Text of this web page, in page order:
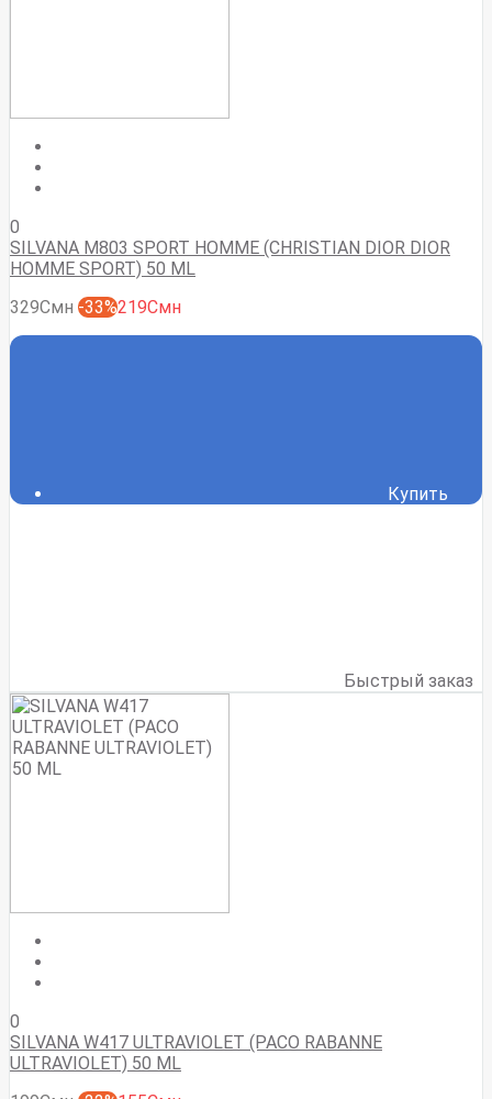
0
SILVANA M803 SPORT HOMME (CHRISTIAN DIOR DIOR
HOMME SPORT) 50 ML
329Смн -33%219Смн
Купить
Быстрый заказ
0
SILVANA W417 ULTRAVIOLET (PACO RABANNE
ULTRAVIOLET) 50 ML